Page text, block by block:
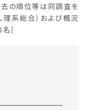
去の順位等は同調査を
理系総合）および概況
名[